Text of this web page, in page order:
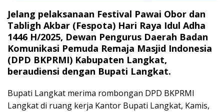
Jelang pelaksanaan Festival Pawai Obor dan
Tabligh Akbar (Fespota) Hari Raya Idul Adha
1446 H/2025, Dewan Pengurus Daerah Badan
Komunikasi Pemuda Remaja Masjid Indonesia
(DPD BKPRMI) Kabupaten Langkat,
beraudiensi dengan Bupati Langkat.
Bupati Langkat merima rombongan DPD BKPRMI
Langkat di ruang kerja Kantor Bupati Langkat, Kamis,